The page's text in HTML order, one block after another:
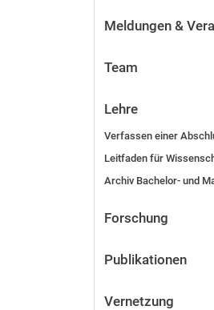
Meldungen &
Team
Lehre
Verfassen einer
Leitfaden für
Archiv Bachelor- und
Forschung
Publikationen
Vernetzung